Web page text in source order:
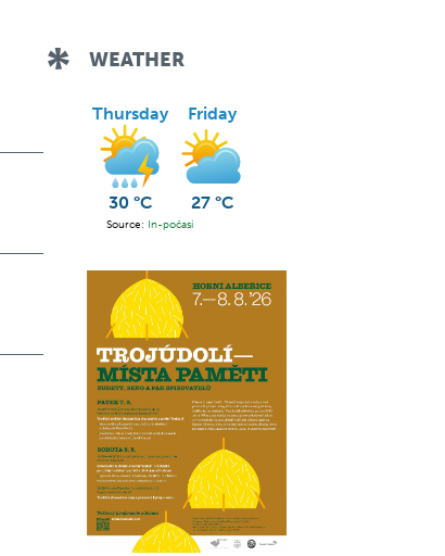
WEATHER
Thursday
30 °C
Friday
27 °C
Source: In-počasí